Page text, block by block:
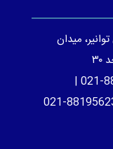
میدان
تلفن : 88664963-021 | 88664964-021 |